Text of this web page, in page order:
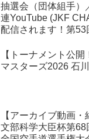
抽選会（団体組手）
連YouTube (JKF
配信されます！第53
【トーナメント公
マスターズ2026 石
【アーカイブ動画
文部科学大臣杯第